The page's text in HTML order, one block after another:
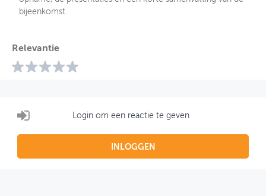
bijeenkomst.
Relevantie
Login om een reactie te geven
INLOGGEN